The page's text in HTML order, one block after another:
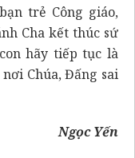
trẻ Công giáo,
Cha kết thúc sứ
hãy tiếp tục là
Chúa, Đấng sai
Ngọc Yến